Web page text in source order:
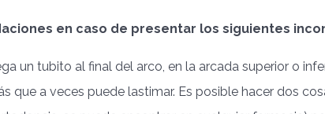
en caso de presentar los siguientes
un tubito al final del arco, en la arcada superior o
que a veces puede lastimar. Es posible hacer dos